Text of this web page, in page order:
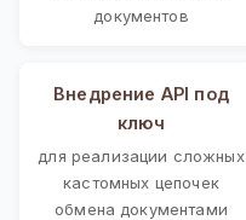
документов
Внедрение API под
ключ
для реализации сложных
кастомных цепочек
обмена документами